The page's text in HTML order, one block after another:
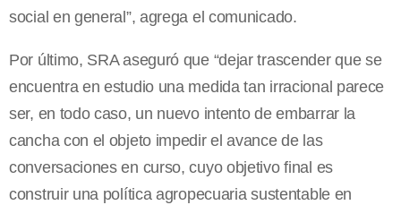
social en general”, agrega el comunicado.
Por último, SRA aseguró que “dejar trascender que se
encuentra en estudio una medida tan irracional parece
ser, en todo caso, un nuevo intento de embarrar la
cancha con el objeto impedir el avance de las
conversaciones en curso, cuyo objetivo final es
construir una política agropecuaria sustentable en